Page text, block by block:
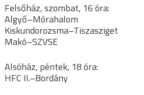
Felsőház, szombat, 16 óra:
Algyő–Mórahalom
Kiskundorozsma–Tiszasziget
Makó–SZVSE
Alsóház, péntek, 18 óra:
HFC II.–Bordány